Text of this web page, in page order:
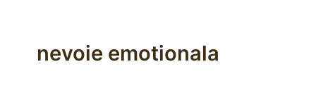
nevoie emotionala